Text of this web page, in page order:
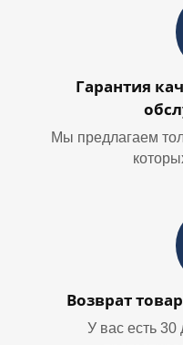
Гарантия
Мы предлагаем
Возврат
У вас есть 30